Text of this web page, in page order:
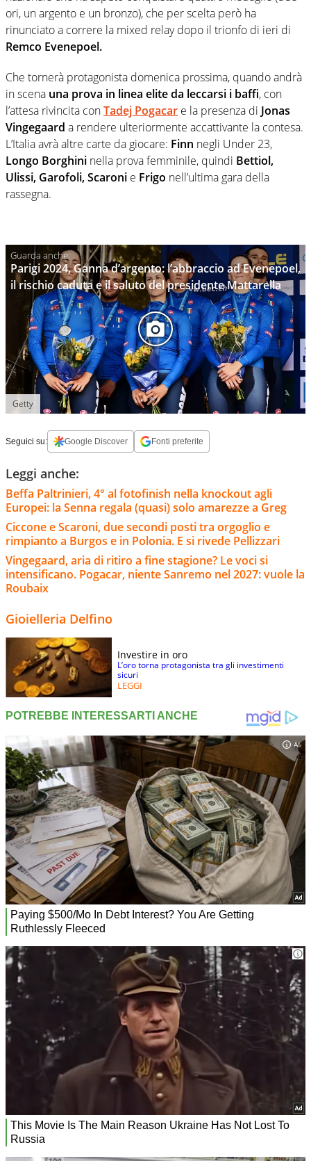
ori, un argento e un bronzo), che per scelta però ha
rinunciato a correre la mixed relay dopo il trionfo di ieri di
Remco Evenepoel.
Che tornerà protagonista domenica prossima, quando andrà
in scena una prova in linea elite da leccarsi i baffi, con
l’attesa rivincita conTadej Pogacar e la presenza di Jonas
Vingegaard a rendere ulteriormente accattivante la contesa.
L’Italia avrà altre carte da giocare: Finn negli Under 23,
Longo Borghini nella prova femminile, quindi Bettiol,
Ulissi, Garofoli, Scaroni e Frigo nell’ultima gara della
rassegna.
Parigi 2024, Ganna d’argento: l’abbraccio ad Evenepoel,
il rischio caduta e il saluto del presidente Mattarella
Getty
Seguici su: Google Discover Fonti preferite
Leggi anche:
Beffa Paltrinieri, 4° al fotofinish nella knockout agli
Europei: la Senna regala (quasi) solo amarezze a Greg
Ciccone e Scaroni, due secondi posti tra orgoglio e
rimpianto a Burgos e in Polonia. E si rivede Pellizzari
Vingegaard, aria di ritiro a fine stagione? Le voci si
intensificano. Pogacar, niente Sanremo nel 2027: vuole la
Roubaix
Gioielleria Delfino
Investire in oro
L’oro torna protagonista tra gli investimenti
sicuri
LEGGI